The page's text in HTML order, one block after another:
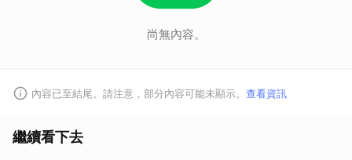
尚無內容。
內容已至結尾。請注意，部分內容可能未顯示。 查看資訊
繼續看下去